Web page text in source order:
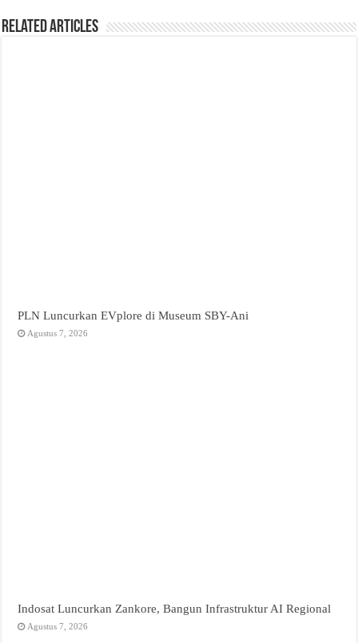
Related Articles
PLN Luncurkan EVplore di Museum SBY-Ani
Agustus 7, 2026
Indosat Luncurkan Zankore, Bangun Infrastruktur AI Regional
Agustus 7, 2026